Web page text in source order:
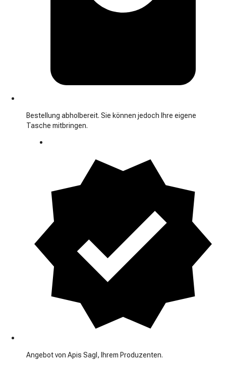
Bestellung abholbereit. Sie können jedoch Ihre eigene
Tasche mitbringen.
Angebot von Apis Sagl, Ihrem Produzenten.